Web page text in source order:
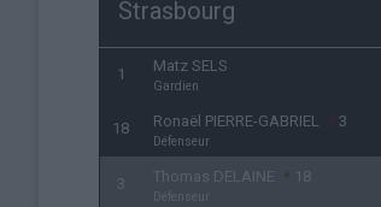
Strasbourg
1 Matz SELS
Gardien
18 Ronaël PIERRE-GABRIEL 3
Défenseur
3 Thomas DELAINE 18
Défenseur